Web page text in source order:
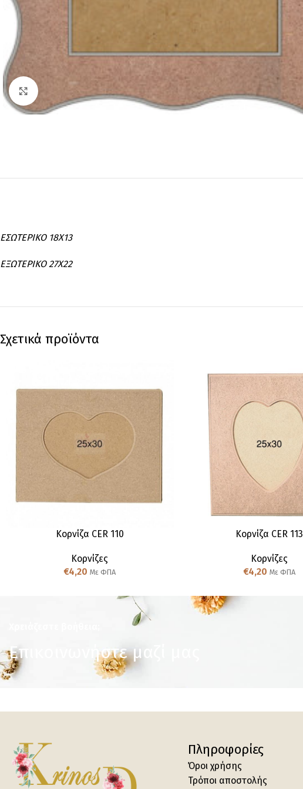
ΕΣΩΤΕΡΙΚΟ 18Χ13
ΕΞΩΤΕΡΙΚΟ 27Χ22
Σχετικά προϊόντα
Κορνίζα CER 110
Κορνίζες
€4,20 Με ΦΠΑ
Κορνίζα CER 113
Κορνίζες
€4,20 Με ΦΠΑ
Επικοινωνήστε μαζί μας
Πληροφορίες
Όροι χρήσης
Τρόποι αποστολής